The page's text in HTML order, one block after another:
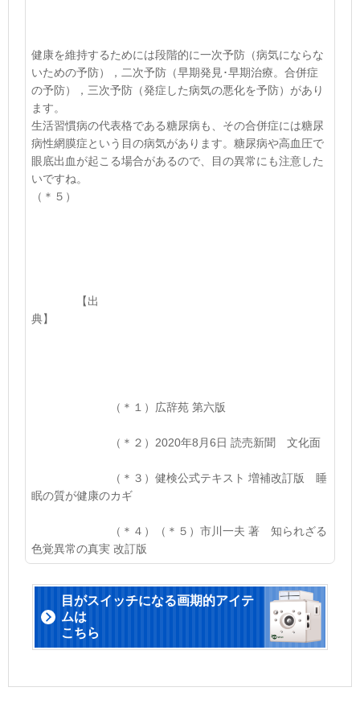
健康を維持するためには段階的に一次予防（病気にならな
いための予防），二次予防（早期発見･早期治療。合併症
の予防），三次予防（発症した病気の悪化を予防）があり
ます。
生活習慣病の代表格である糖尿病も、その合併症には糖尿
病性網膜症という目の病気があります。糖尿病や高血圧で
眼底出血が起こる場合があるので、目の異常にも注意した
いですね。
（＊５）
【出
典】
（＊１ ）広辞苑 第六版
（＊２ ）2020年8月6日 読売新聞 文化面
（＊３ ）健検公式テキスト 増補改訂版 睡
眠の質が健康のカギ
（＊４ ）（＊５ ）市川一夫 著 知られざる
色覚異常の真実 改訂版
目がスイッチになる画期的アイテ
ムは
こちら